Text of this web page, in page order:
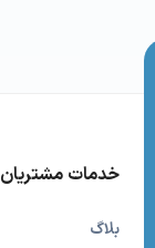
خدمات مشتریان
بلاگ